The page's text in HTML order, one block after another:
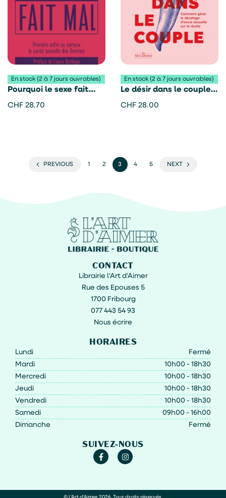
En stock (2 à 7 jours ouvrables)
Pourquoi le sexe fait
mal – Caroline Ernesty
CHF 28.70
En stock (2 à 7 jours ouvrables)
Le désir dans le couple –
Laurence Dispaux
CHF 28.00
PREVIOUS 1 2 3 4 5 NEXT
CONTACT
Librairie l'Art d'Aimer
Rue des Epouses 5
1700 Fribourg
077 443 54 93
Nous écrire
HORAIRES
Lundi
Fermé
Mardi
10h00 - 18h30
Mercredi
10h00 - 18h30
Jeudi
10h00 - 18h30
Vendredi
10h00 - 18h30
Samedi
09h00 - 16h00
Dimanche
Fermé
SUIVEZ-NOUS